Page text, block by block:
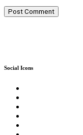
Social Icons